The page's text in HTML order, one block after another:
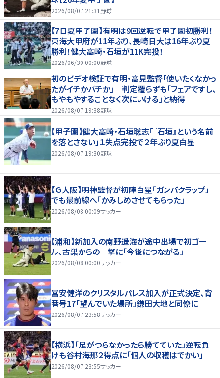
2026/08/07 21:31 野球
【7日夏甲子園】有明は9回逆転で甲子園初勝利！
東海大甲府が11年ぶり、長崎日大は16年ぶり夏
勝利！健大高崎・石垣が11K完投！
2026/06/30 00:00野球
初のビデオ検証で有明・高見監督「使いたくなかっ
たがイチかバチか」 判定覆らずも「フェアですし、
もやもやすることなく次にいける」と納得
2026/08/07 19:38野球
【甲子園】健大高崎・石垣聡志「『石垣』という名前
を落とさない」１失点完投で２年ぶり夏白星
2026/08/07 19:30野球
【Ｇ大阪】明神監督が初陣白星「ガンバクラップ」
でも最前線へ「かみしめさせてもらった」
2026/08/08 00:09サッカー
【浦和】新加入の南野遥海が途中出場で初ゴー
ル、古巣からの一撃に「今後につながる」
2026/08/08 00:00サッカー
冨安健洋のクリスタルパレス加入が正式決定、背
番号17「望んでいた場所」鎌田大地と同僚に
2026/08/07 23:58サッカー
【横浜】「足がつらなかったら勝てていた」逆転負
けも谷村海那２得点に「個人の収穫はでかい」
2026/08/07 23:55サッカー